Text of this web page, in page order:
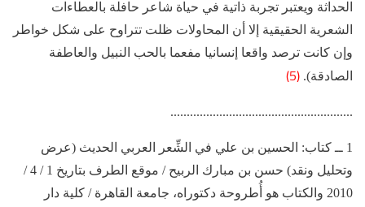
الحداثة ويعتبر تجربة ذاتية في حياة شاعر حافلة بالعطاءات
الشعرية الحقيقية إلا أن المحاولات ظلت تتراوح على شكل خواطر
وإن كانت ترصد واقعا إنسانيا مفعما بالحب النبيل والعاطفة
الصادقة). (5)
........................................................
1 ــ كتاب: الحسين بن علي في الشِّعر العربي الحديث (عرض
وتحليل ونقد) حسن بن مبارك الربيح / موقع الطرف بتاريخ 1 / 4 /
2010 والكتاب هو أُطروحة دكتوراه، جامعة القاهرة / كلية دار